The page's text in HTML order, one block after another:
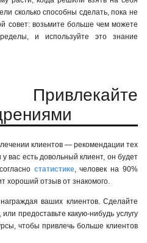
сколько способны сделать, пока не
совет: возьмите больше чем можете
и используйте это знание
клиентов — рекомендации тех
вас есть довольный клиент, он будет
статистике, человек на 90%
хороший отзыв от знакомого.
ваших клиентов. Сделайте
или предоставьтекакую-нибудь услугу
чтобы привлечь больше клиентов